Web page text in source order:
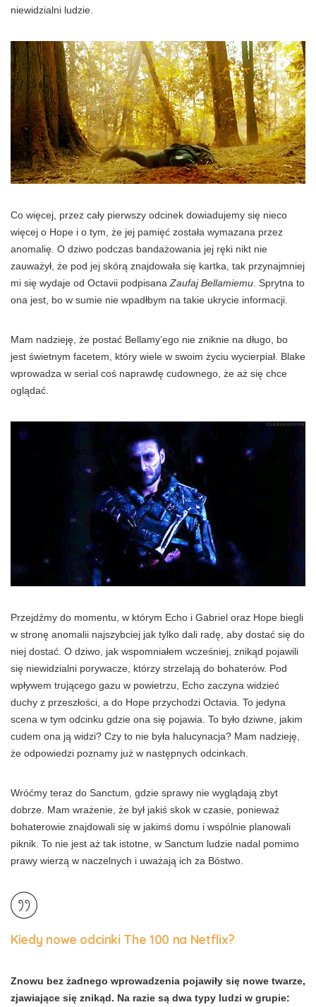
niewidzialni ludzie.
Co więcej, przez cały pierwszy odcinek dowiadujemy się nieco
więcej o Hope i o tym, że jej pamięć została wymazana przez
anomalię. O dziwo podczas bandażowania jej ręki nikt nie
zauważył, że pod jej skórą znajdowała się kartka, tak przynajmniej
mi się wydaje od Octavii podpisanaZaufaj Bellamiemu. Sprytna to
ona jest, bo w sumie nie wpadłbym na takie ukrycie informacji.
Mam nadzieję, że postać Bellamy’ego nie zniknie na długo, bo
jest świetnym facetem, który wiele w swoim życiu wycierpiał. Blake
wprowadza w serial coś naprawdę cudownego, że aż się chce
oglądać.
Przejdźmy do momentu, w którym Echo i Gabriel oraz Hope biegli
w stronę anomalii najszybciej jak tylko dali radę, aby dostać się do
niej dostać. O dziwo, jak wspomniałem wcześniej, znikąd pojawili
się niewidzialni porywacze, którzy strzelają do bohaterów. Pod
wpływem trującego gazu w powietrzu, Echo zaczyna widzieć
duchy z przeszłości, a do Hope przychodzi Octavia. To jedyna
scena w tym odcinku gdzie ona się pojawia. To było dziwne, jakim
cudem ona ją widzi? Czy to nie była halucynacja? Mam nadzieję,
że odpowiedzi poznamy już w następnych odcinkach.
Wróćmy teraz do Sanctum, gdzie sprawy nie wyglądają zbyt
dobrze. Mam wrażenie, że był jakiś skok w czasie, ponieważ
bohaterowie znajdowali się w jakimś domu i wspólnie planowali
piknik. To nie jest aż tak istotne, w Sanctum ludzie nadal pomimo
prawy wierzą w naczelnych i uważają ich za Bóstwo.
Kiedy nowe odcinki The 100 na Netflix?
Znowu bez żadnego wprowadzenia pojawiły się nowe twarze,
zjawiające się znikąd. Na razie są dwa typy ludzi w grupie: